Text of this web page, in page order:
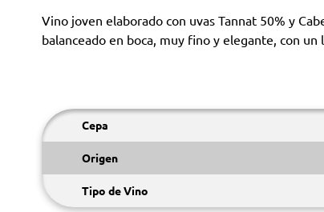
Vino joven elaborado con uvas Tannat 50% y
balanceado en boca, muy fino y elegante, con
Cepa
Origen
Tipo de Vino